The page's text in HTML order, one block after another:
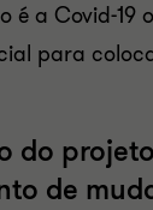
é a Covid-19
para
do
de